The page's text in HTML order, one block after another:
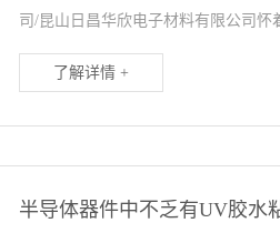
司/昆山日昌华欣电子材料有限公司怀
了解详情 +
半导体器件中不乏有UV胶水